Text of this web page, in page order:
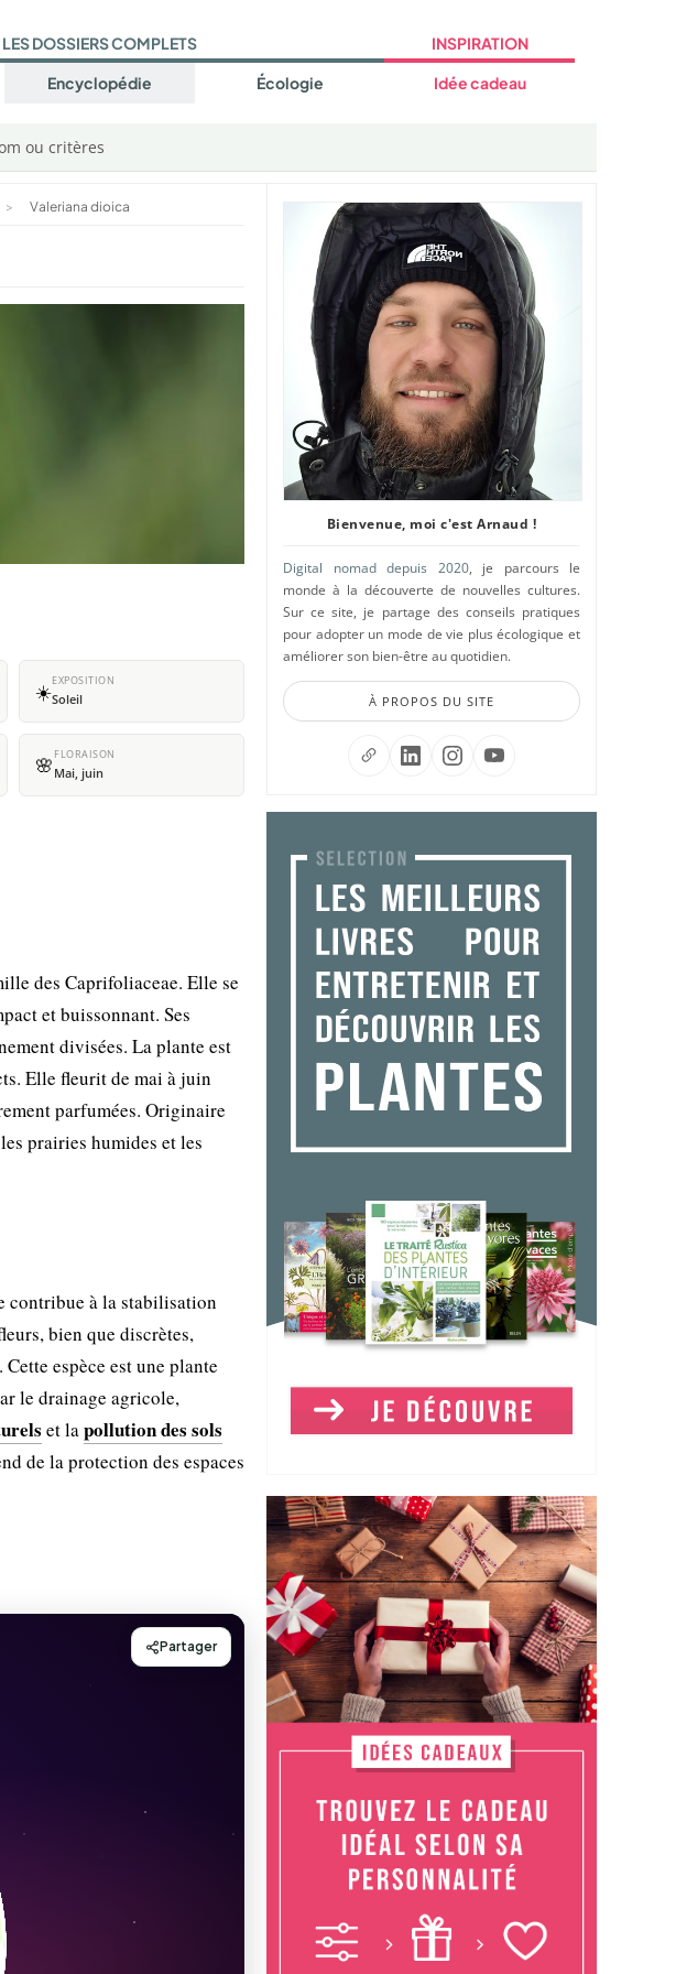
LES DOSSIERS COMPLETS
Encyclopédie Écologie
INSPIRATION
Idée cadeau
ou critères
> Valeriana dioica
☀️EXPOSITION
Soleil
🌸 FLORAISON
Mai, juin
des Caprifoliaceae. Elle se
et buissonnant. Ses
divisées. La plante est
Elle fleurit de mai à juin
parfumées. Originaire
prairies humides et les
contribue à la stabilisation
bien que discrètes,
espèce est une plante
le drainage agricole,
et lapollution des sols
de la protection des espaces
Bienvenue, moi c'est Arnaud !
Digital nomad depuis 2020, je parcours le
monde à la découverte de nouvelles cultures.
Sur ce site, je partage des conseils pratiques
pour adopter un mode de vie plus écologique et
améliorer son bien-être au quotidien.
À PROPOS DU SITE